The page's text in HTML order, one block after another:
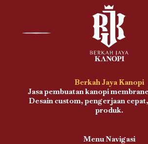
Berkah Jaya Kanopi
Jasa pembuatan kanopi
Desain custom, pengerjaan
produk.
Menu Navigasi